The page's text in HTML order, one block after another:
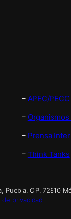
– APEC/PECC
–
– Prensa
– Think Tanks
C.P. 72810
de privacidad